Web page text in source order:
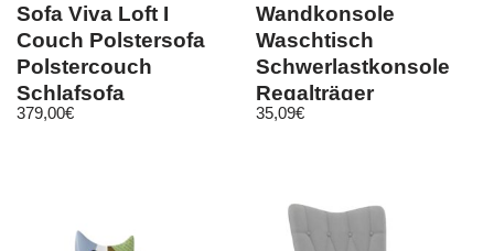
Sofa Viva Loft I
Couch Polstersofa
Polstercouch
Schlafsofa
Bettkasten
379,00€
Wandkonsole
Waschtisch
Schwerlastkonsole
Regalträger
Regalhalter
35,09€